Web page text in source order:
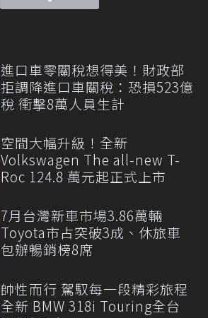
進口車零關稅想得美！財政部
拒調降進口車關稅：恐損523億
稅 衝擊8萬人員生計
空間大幅升級！全新
Volkswagen The all-new T-
Roc 124.8 萬元起正式上市
7月台灣新車市場3.86萬輛
Toyota市占突破3成、休旅車
包辦暢銷榜8席
帥性而行 駕馭每一段精彩旅程
全新 BMW 318i Touring全台